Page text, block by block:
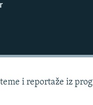
i reportaže iz